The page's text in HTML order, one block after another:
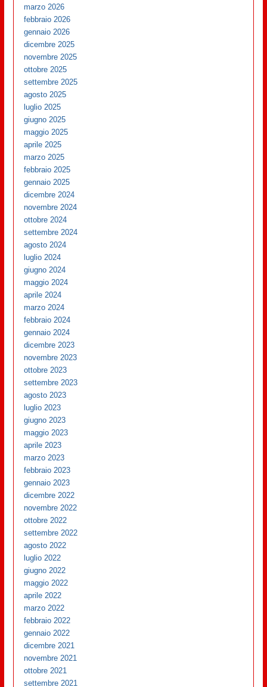
marzo 2026
febbraio 2026
gennaio 2026
dicembre 2025
novembre 2025
ottobre 2025
settembre 2025
agosto 2025
luglio 2025
giugno 2025
maggio 2025
aprile 2025
marzo 2025
febbraio 2025
gennaio 2025
dicembre 2024
novembre 2024
ottobre 2024
settembre 2024
agosto 2024
luglio 2024
giugno 2024
maggio 2024
aprile 2024
marzo 2024
febbraio 2024
gennaio 2024
dicembre 2023
novembre 2023
ottobre 2023
settembre 2023
agosto 2023
luglio 2023
giugno 2023
maggio 2023
aprile 2023
marzo 2023
febbraio 2023
gennaio 2023
dicembre 2022
novembre 2022
ottobre 2022
settembre 2022
agosto 2022
luglio 2022
giugno 2022
maggio 2022
aprile 2022
marzo 2022
febbraio 2022
gennaio 2022
dicembre 2021
novembre 2021
ottobre 2021
settembre 2021